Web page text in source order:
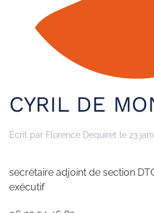
CYRIL DE
Écrit par Florence Dequiret le 23
secrétaire adjoint de section
exécutif